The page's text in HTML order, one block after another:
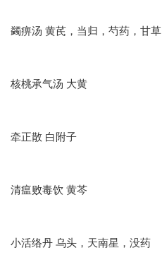
蠲痹汤 黄芪，当归，芍药，甘草
核桃承气汤 大黄
牵正散 白附子
清瘟败毒饮 黄芩
小活络丹 乌头，天南星，没药